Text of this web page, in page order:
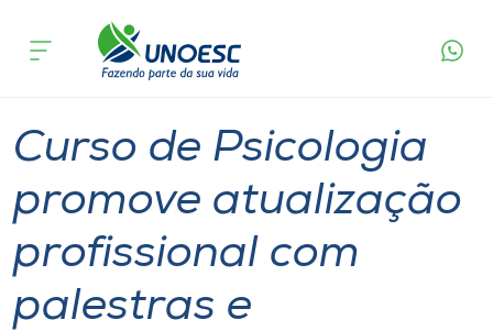
Cursos
Atendimento ao Estudante
Portal de Ensino
acontece
Curso de Psicologia
promove atualização
profissional com
palestras e